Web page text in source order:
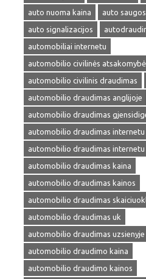
auto nuoma kaina
auto
auto signalizacijos
automobiliai internetu
automobilio civilinės
automobilio civilinis draudimas
automobilio draudimas anglijoje
automobilio draudimas
automobilio draudimas internetu
automobilio draudimas internetu
automobilio draudimas kaina
automobilio draudimas kainos
automobilio draudimas
automobilio draudimas uk
automobilio draudimas uzsienyje
automobilio draudimo kaina
automobilio draudimo kainos